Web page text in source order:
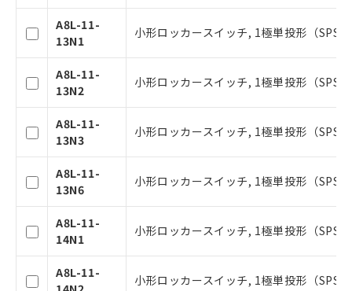
A8L-11-
13N1
小形ロッカースイッチ, 1極単投形（
A8L-11-
13N2
小形ロッカースイッチ, 1極単投形（
A8L-11-
13N3
小形ロッカースイッチ, 1極単投形（
A8L-11-
13N6
小形ロッカースイッチ, 1極単投形（
A8L-11-
14N1
小形ロッカースイッチ, 1極単投形（
A8L-11-
小形ロッカースイッチ, 1極単投形（
記
号
説明
○ 一定数以上の在庫あり
△
－
在庫なし(最新の在庫状況につ
機器販売店・当社販売員にご確
当社制御機器事業取扱商品の中には、
本サービスの対象外となる商品もある
在庫状況および標準価格照会結果は、
記載している更新日時点での社内デー
覧された時点での実際の在庫および標
準価格とは異なる場合があることをご
正式な納期状況および標準価格はお客
様のお取引先、またはお客様担当のオ
ご相談ください。
オムロン制御機器販売店や当社販売拠
ください。
在庫状況および標準価格結果を当社の